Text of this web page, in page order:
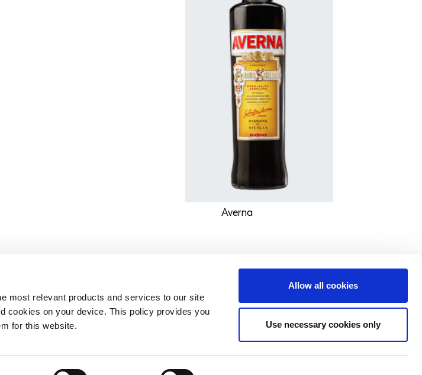
most relevant products and services to our site
cookies on your device. This policy provides you
for this website.
Allow all cookies
Use necessary cookies only
Averna
Novedades
Mexico